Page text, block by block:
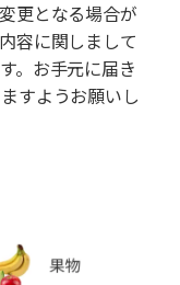
更となる場合が
容に関しまして
。お手元に届き
すようお願いし